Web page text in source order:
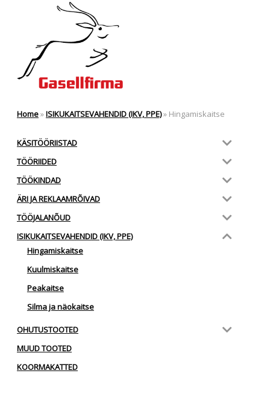
Home»ISIKUKAITSEVAHENDID (IKV, PPE)» Hingamiskaitse
KÄSITÖÖRIISTAD
TÖÖRIIDED
TÖÖKINDAD
ÄRI JA REKLAAMRÕIVAD
TÖÖJALANÕUD
ISIKUKAITSEVAHENDID (IKV, PPE)
Hingamiskaitse
Kuulmiskaitse
Peakaitse
Silma ja näokaitse
OHUTUSTOOTED
MUUD TOOTED
KOORMAKATTED